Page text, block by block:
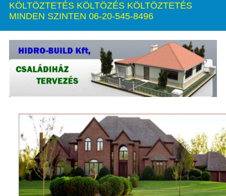
KÖLTÖZTETÉS KÖLTÖZÉS KÖLTÖZTETÉS
MINDEN SZINTEN 06-20-545-8496